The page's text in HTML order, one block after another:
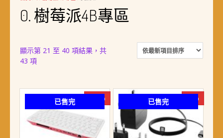
0. 樹莓派4B專區
顯示第 21 至 40 項結果，共
43 項依
項
排
序
已售完 -10% 已售完 -3%